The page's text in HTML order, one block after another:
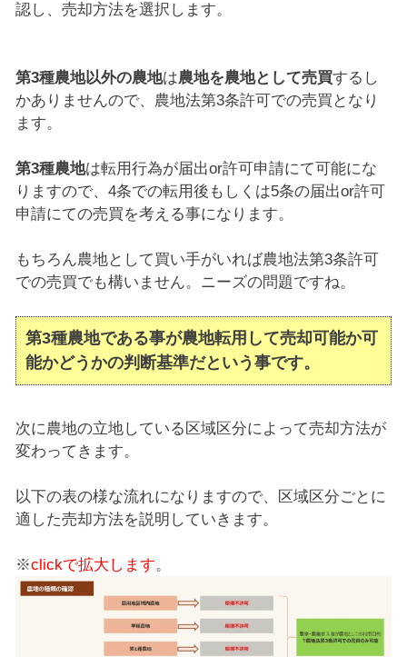
認し、売却方法を選択します。
第3種農地以外の農地は農地を農地として売買するし
かありませんので、農地法第3条許可での売買となり
ます。
第3種農地は転用行為が届出or許可申請にて可能にな
りますので、4条での転用後もしくは5条の届出or許可
申請にての売買を考える事になります。
もちろん農地として買い手がいれば農地法第3条許可
での売買でも構いません。ニーズの問題ですね。
第3種農地である事が農地転用して売却可能か可
能かどうかの判断基準だという事です。
次に農地の立地している区域区分によって売却方法が
変わってきます。
以下の表の様な流れになりますので、区域区分ごとに
適した売却方法を説明していきます。
※clickで拡大します。